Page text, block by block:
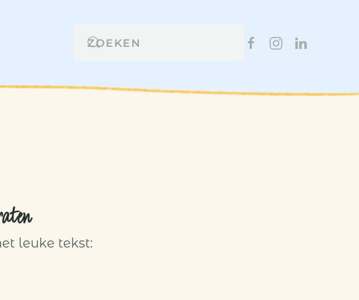
leuke tekst: